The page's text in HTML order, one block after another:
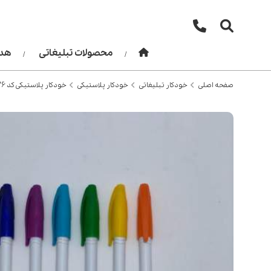
محصولات تبلیغاتی
صفحه اصلی خودکار تبلیغاتی خودکار پلاستیکی خودکار پلاستیکی کد 126